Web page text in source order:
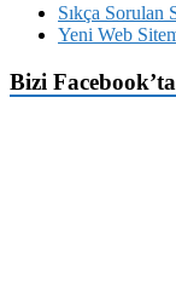
Sıkça Sorulan
Yeni Web
Bizi